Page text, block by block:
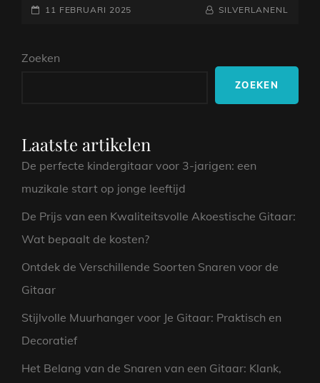
VAN
GEPLAATST
11 FEBRUARI 2025 NAAMREGEL
BYLINE
SILVERLANENL
Zoeken
ZOEKEN
Laatste artikelen
De perfecte kindergitaar voor 3-jarigen: een
muzikale start op jonge leeftijd
De Prijs van een Kwaliteitsvolle Akoestische Gitaar:
Wat bepaalt de kosten?
Ontdek de Verschillende Soorten Snaren voor de
Gitaar
Stijlvolle Muurhanger voor Je Gitaar: Praktisch en
Decoratief
Het Belang van de Snaren van een Gitaar: Klank,